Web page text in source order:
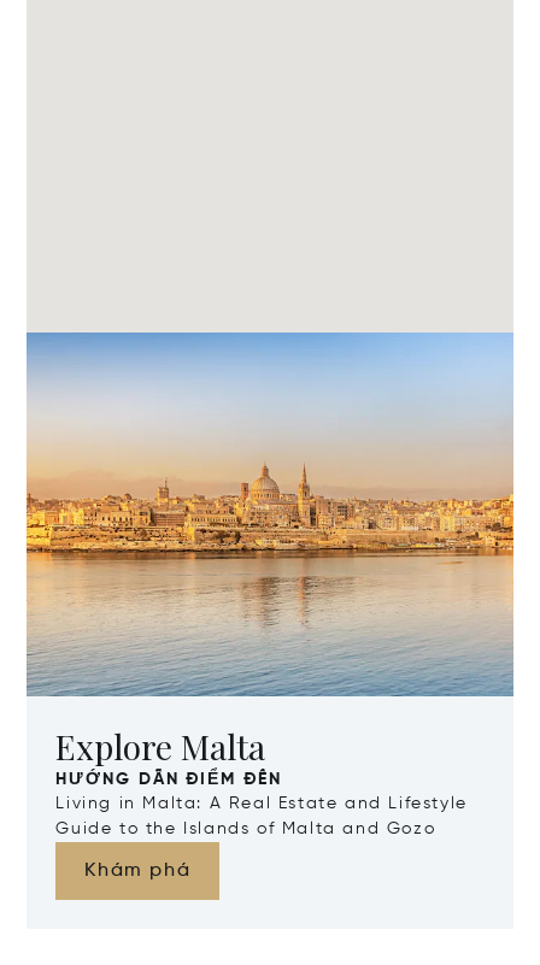
Explore Malta
HƯỚNG DẪN ĐIỂM ĐẾN
Living in Malta: A Real Estate and Lifestyle
Guide to the Islands of Malta and Gozo
Khám phá